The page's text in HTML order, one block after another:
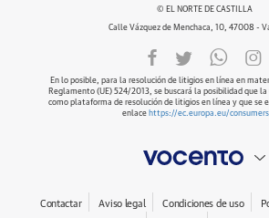
© EL NORTE DE CASTILLA
Calle Vázquez de Menchaca, 10, 47008 -
En lo posible, para la resolución de litigios en línea en
Reglamento (UE) 524/2013, se buscará la posibilidad que la
como plataforma de resolución de litigios en línea y que se
enlace https://ec.europa.eu/
Contactar Aviso legal Condiciones de uso